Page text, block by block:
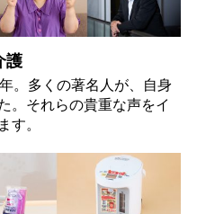
護
。多くの著名人が、自身
。それらの貴重な声をイ
す。